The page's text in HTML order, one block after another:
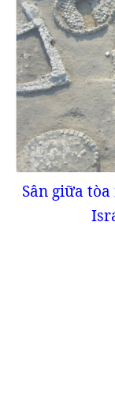
Sân giữa